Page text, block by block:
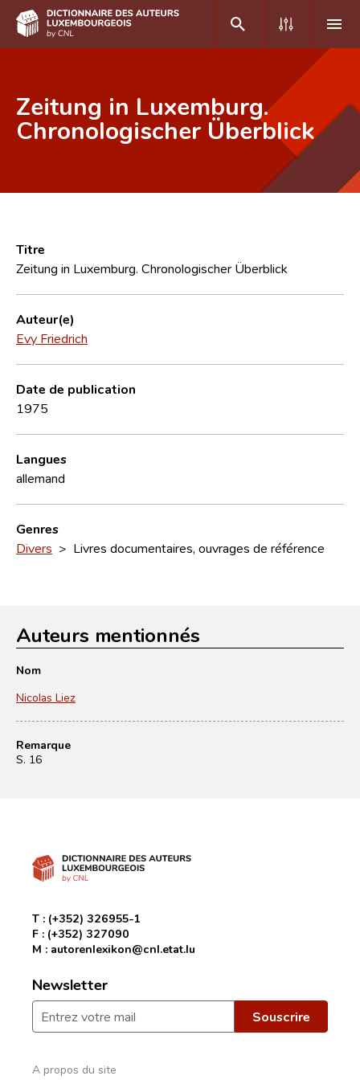
DE
Foire aux questions
CNL
Équipe scientifique
Contact
Zeitung in Luxemburg.
Chronologischer Überblick
Titre
Zeitung in Luxemburg. Chronologischer Überblick
Auteur(e)
Evy Friedrich
Date de publication
1975
Langues
allemand
Genres
Divers > Livres documentaires, ouvrages de référence
Auteurs mentionnés
Nom
Nicolas Liez
Remarque
S. 16
T : (+352) 326955-1
F : (+352) 327090
M : autorenlexikon@cnl.etat.lu
Newsletter
A propos du site